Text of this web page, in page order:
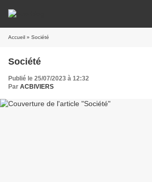
Accueil » Société
Société
Publié le 25/07/2023 à 12:32
Par ACBIVIERS